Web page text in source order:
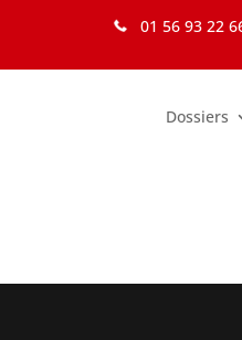
01 56 93
Dossiers